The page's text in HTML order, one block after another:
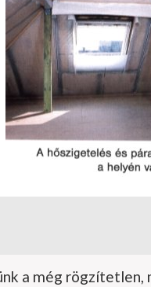
a még rögzítetlen,